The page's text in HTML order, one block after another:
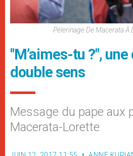
Pèlerinage De Macerata
"M’aimes-tu ?",
double sens
Message du pape aux
Macerata-Lorette